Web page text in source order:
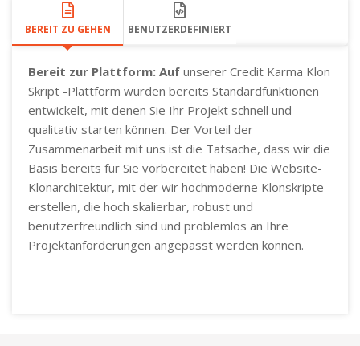
BEREIT ZU GEHEN BENUTZERDEFINIERT
Bereit zur Plattform: Auf unserer Credit Karma Klon
Skript -Plattform wurden bereits Standardfunktionen
entwickelt, mit denen Sie Ihr Projekt schnell und
qualitativ starten können. Der Vorteil der
Zusammenarbeit mit uns ist die Tatsache, dass wir die
Basis bereits für Sie vorbereitet haben! Die Website-
Klonarchitektur, mit der wir hochmoderne Klonskripte
erstellen, die hoch skalierbar, robust und
benutzerfreundlich sind und problemlos an Ihre
Projektanforderungen angepasst werden können.